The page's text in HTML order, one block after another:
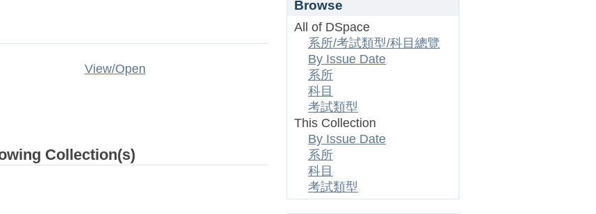
View/Open
Collection(s)
Browse
All of DSpace
系所/考試類型/科目總覽
By Issue Date
系所
科目
考試類型
This Collection
By Issue Date
系所
科目
考試類型